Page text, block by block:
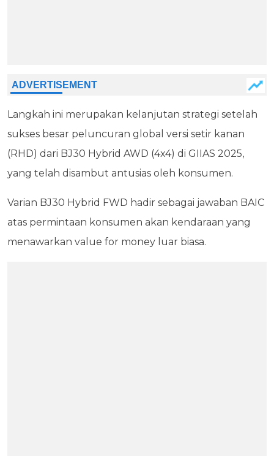
Langkah ini merupakan kelanjutan strategi setelah
sukses besar peluncuran global versi setir kanan
(RHD) dari BJ30 Hybrid AWD (4x4) di GIIAS 2025,
yang telah disambut antusias oleh konsumen.
Varian BJ30 Hybrid FWD hadir sebagai jawaban BAIC
atas permintaan konsumen akan kendaraan yang
menawarkan value for money luar biasa.